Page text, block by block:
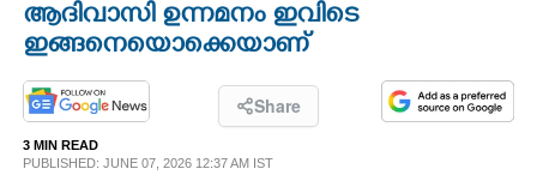
ആദിവാസി ഉന്നമനം ഇവിടെ
ഇങ്ങനെയൊക്കെയാണ്
Share
3 MIN READ
PUBLISHED: JUNE 07, 2026 12:37 AM IST